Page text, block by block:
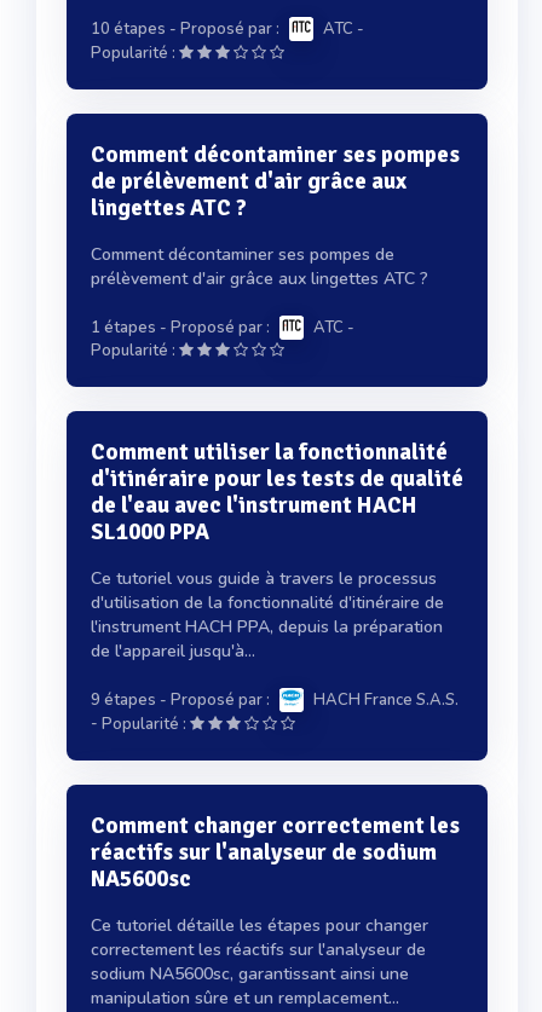
10 étapes - Proposé par : ATC -
Popularité :
Comment décontaminer ses pompes
de prélèvement d'air grâce aux
lingettes ATC ?
Comment décontaminer ses pompes de
prélèvement d'air grâce aux lingettes ATC ?
1 étapes - Proposé par : ATC -
Popularité :
Comment utiliser la fonctionnalité
d'itinéraire pour les tests de qualité
de l'eau avec l'instrument HACH
SL1000 PPA
Ce tutoriel vous guide à travers le processus
d'utilisation de la fonctionnalité d'itinéraire de
l'instrument HACH PPA, depuis la préparation
de l'appareil jusqu'à...
9 étapes - Proposé par :
HACH France S.A.S.
- Popularité :
Comment changer correctement les
réactifs sur l'analyseur de sodium
NA5600sc
Ce tutoriel détaille les étapes pour changer
correctement les réactifs sur l'analyseur de
sodium NA5600sc, garantissant ainsi une
manipulation sûre et un remplacement...